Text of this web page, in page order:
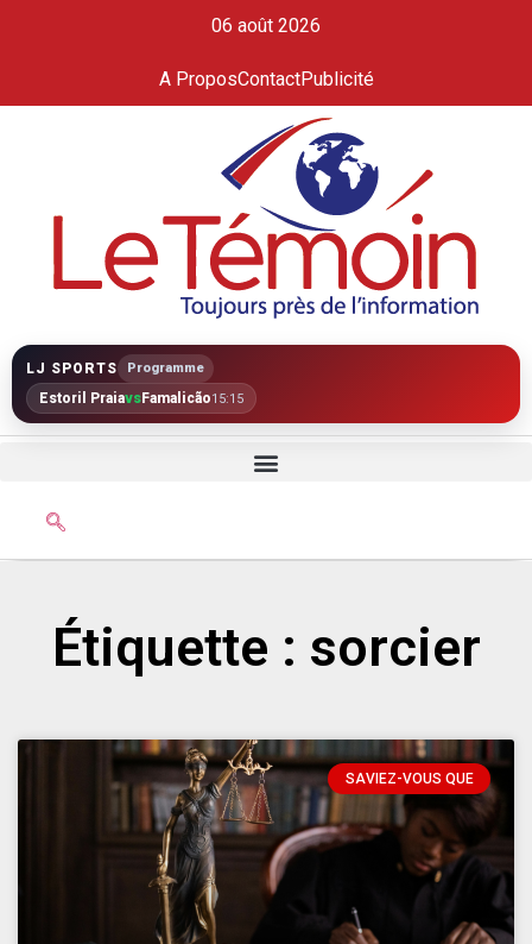
06 août 2026
A ProposContactPublicité
LJ SPORTS Programme
Estoril PraiavsFamalicão15:15
Étiquette : sorcier
SAVIEZ-VOUS QUE